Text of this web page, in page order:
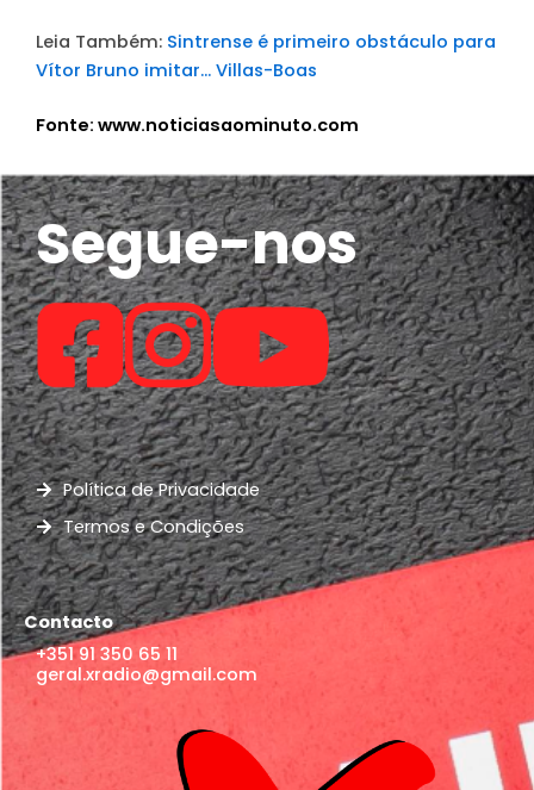
Leia Também: Sintrense é primeiro obstáculo para
Vítor Bruno imitar… Villas-Boas
Fonte: www.noticiasaominuto.com
Segue-nos
Política de Privacidade
Termos e Condições
Contacto
+351 91 350 65 11
geral.xradio@gmail.com